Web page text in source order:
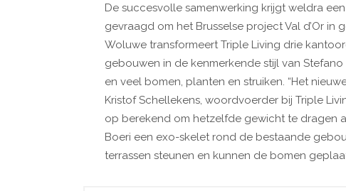
De succesvolle samenwerking krijgt weldra
gevraagd om het Brusselse project Val d’Or
Woluwe transformeert Triple Living drie
gebouwen in de kenmerkende stijl van
en veel bomen, planten en struiken. “Het
Kristof Schellekens, woordvoerder bij Triple
op berekend om hetzelfde gewicht te dragen
Boeri een exo-skelet rond de bestaande
terrassen steunen en kunnen de bomen